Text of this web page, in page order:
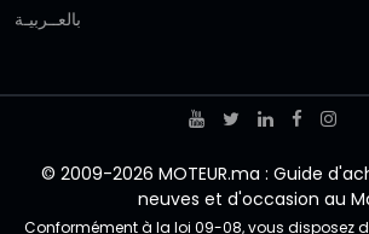
بالعــربيـة
© 2009-2026 MOTEUR.ma : Guide
neuves et d'occasion au
Conformément à la loi 09-08, vous disposez